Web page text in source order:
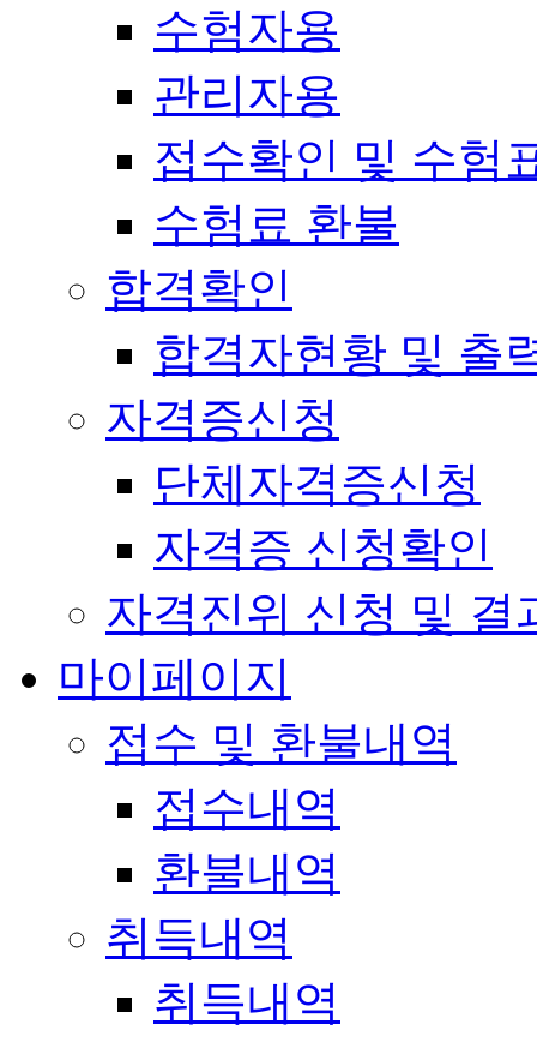
수험자용
관리자용
접수확인 및 수험
수험료 환불
합격확인
합격자현황 및 출
자격증신청
단체자격증신청
자격증 신청확인
자격진위 신청 및 결
마이페이지
접수 및 환불내역
접수내역
환불내역
취득내역
취득내역